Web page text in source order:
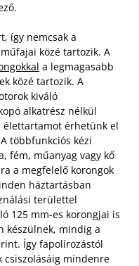
így nemcsak a
közé tartozik. A
a legmagasabb
közé tartozik. A
kiváló
alkatrész nélkül
élettartamot érhetünk el
többfunkciós kézi
fém, műanyag vagy kő
a megfelelő korongok
háztartásban
területtel
125 mm-es korongjai is
készülnek, mindig a
Így fapolírozástól
csiszolásáig mindenre